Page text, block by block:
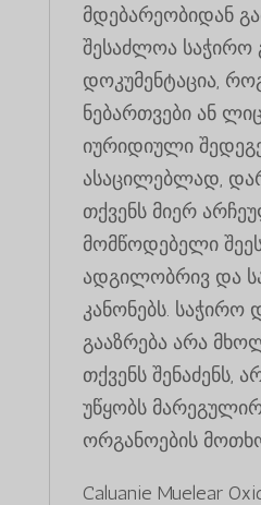
მდებარეობიდან
შესაძლოა საჭირო
დოკუმენტაცია,
ნებართვები ან
იურიდიული
ასაცილებლად,
თქვენს მიერ
მომწოდებელი
ადგილობრივ და
კანონებს. საჭირო
გააზრება არა
თქვენს შენაძენს,
უწყობს
ორგანოების
Caluanie Muelear